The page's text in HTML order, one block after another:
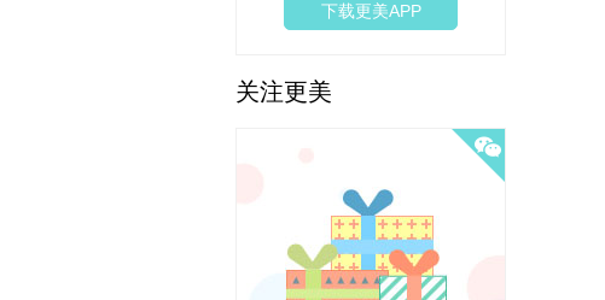
下载更美APP
关注更美